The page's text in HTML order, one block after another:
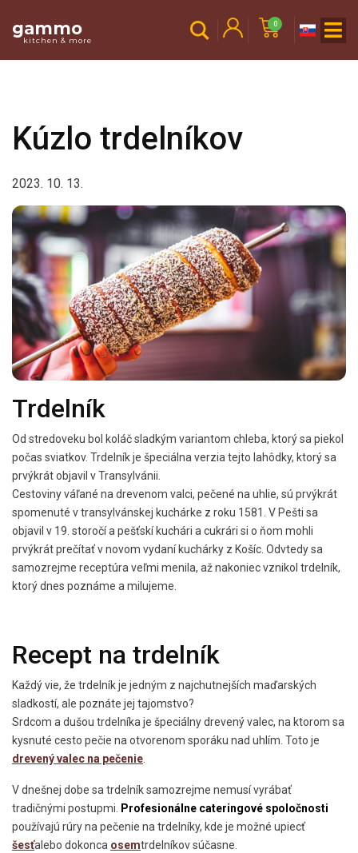
gammo
kitchen & more
0
Kúzlo trdelníkov
2023. 10. 13.
Trdelník
Od stredoveku bol koláč sladkým variantom chleba, ktorý sa piekol
počas sviatkov. Trdelník je špeciálna verzia tejto lahôdky, ktorý sa
prvýkrát objavil v Transylvánii.
Cestoviny váľané na drevenom valci, pečené na uhlie, sú prvýkrát
spomenuté v transylvánskej kuchárke z roku 1581. V Pešti sa
objavil v 19. storočí a pešťskí kuchári a cukrári si o ňom mohli
prvýkrát prečítať v novom vydaní kuchárky z Košíc. Odvtedy sa
samozrejme receptúra veľmi menila, až nakoniec vznikol trdelník,
ktorý dnes poznáme a milujeme.
Recept na trdelník
Každý vie, že trdelník je jedným z najchutnejších maďarských
sladkostí, ale poznáte jej tajomstvo?
Srdcom a dušou trdelníka je špeciálny drevený valec, na ktorom sa
kysnuté cesto pečie na otvorenom sporáku nad uhlím. Toto je
drevený valec na pečenie.
V dnešnej dobe sa trdelník samozrejme nemusí vyrábať
tradičnými postupmi. Profesionálne cateringové spoločnosti
používajú rúry na pečenie na trdelníky, kde je možné upiecť
šesťalebo dokonca osemtrdelníkov súčasne.